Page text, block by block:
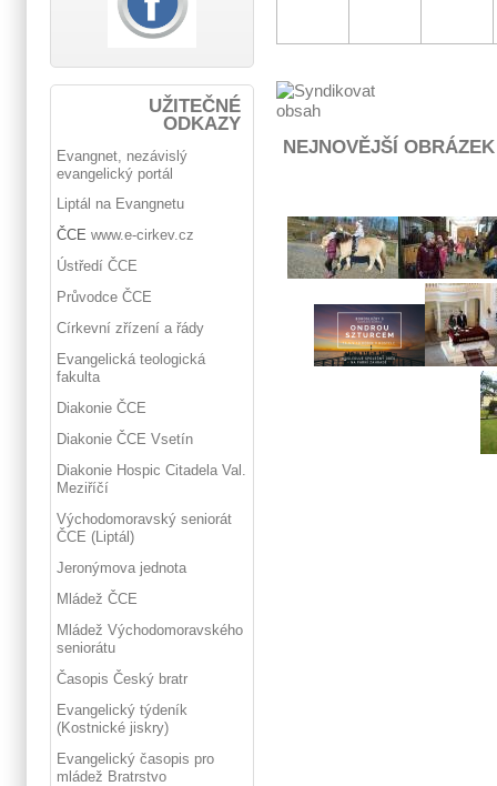
NEJNOVĚJŠÍ OBRÁZEK
UŽITEČNÉ
ODKAZY
Evangnet, nezávislý
evangelický portál
Liptál na Evangnetu
ČCE www.e-cirkev.cz
Ústředí ČCE
Průvodce ČCE
Církevní zřízení a řády
Evangelická teologická
fakulta
Diakonie ČCE
Diakonie ČCE Vsetín
Diakonie Hospic Citadela Val.
Meziříčí
Východomoravský seniorát
ČCE (Liptál)
Jeronýmova jednota
Mládež ČCE
Mládež Východomoravského
seniorátu
Časopis Český bratr
Evangelický týdeník
(Kostnické jiskry)
Evangelický časopis pro
mládež Bratrstvo